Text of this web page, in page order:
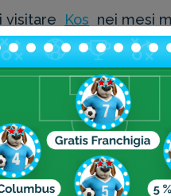
visitare Kos nei mesi
temporali. In
qualche
quando le